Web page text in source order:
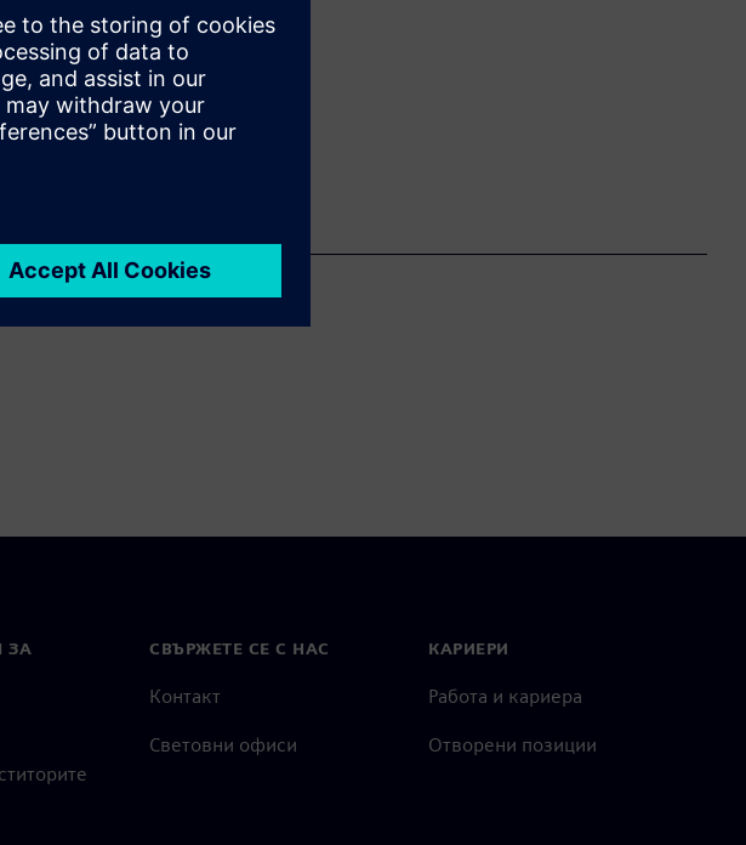
ЗА
СВЪРЖЕТЕ СЕ С НАС
Контакт
Световни офиси
КАРИЕРИ
Работа и кариера
Отворени позиции